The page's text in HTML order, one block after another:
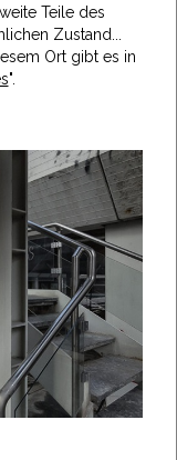
Teile des
Zustand...
Ort gibt es in
".